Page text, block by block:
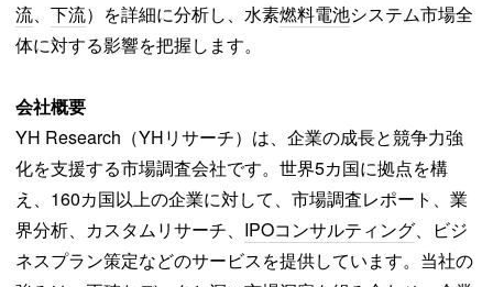
流、 下流）を詳細に分析し、水素燃料電池システム市場全
体に対する影響を把握します。
会社概要
YH Research（YHリサーチ）は、企業の成長と競争力強
化を支援する市場調査会社です。世界5カ国に拠点を構
え、160カ国以上の企業に対して、市場調査レポート、業
界分析、カスタムリサーチ、 IPOコンサルティング、ビジ
ネスプラン策定などのサービスを提供しています。当社の